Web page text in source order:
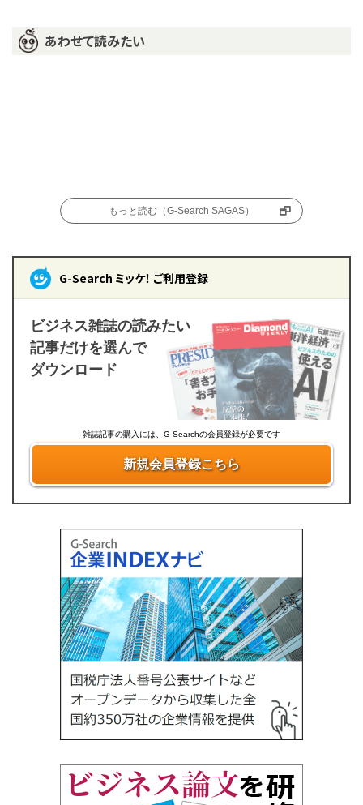
あわせて読みたい
もっと読む（G-Search SAGAS）
G-Search ミッケ！ ご利用登録
ビジネス雑誌の読みたい
記事だけを選んで
ダウンロード
雑誌記事の購入には、G-Searchの会員登録が必要です
新規会員登録こちら